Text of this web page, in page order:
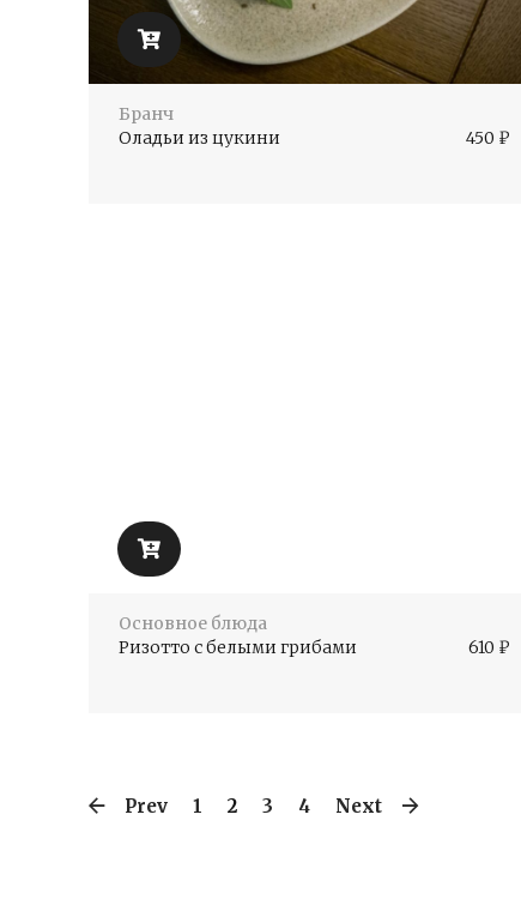
Бранч
Оладьи из цукини
450 ₽
Основное блюда
Ризотто с белыми грибами
610 ₽
Prev 1 2 3 4 Next